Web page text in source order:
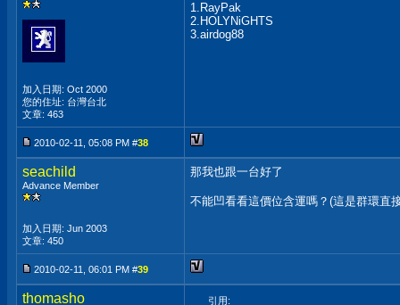
加入日期: Oct 2000
您的住址: 台灣台北
文章: 463
1.RayPak
2.HOLYNiGHTS
3.airdog88
2010-02-11, 05:08 PM #38
seachild
Advance Member
加入日期: Jun 2003
文章: 450
那我也跟一台好了
不能凹看看這價位含運嗎？(這是群環直
2010-02-11, 06:01 PM #39
thomasho 引用: